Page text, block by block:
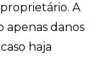
A
apenas danos
haja